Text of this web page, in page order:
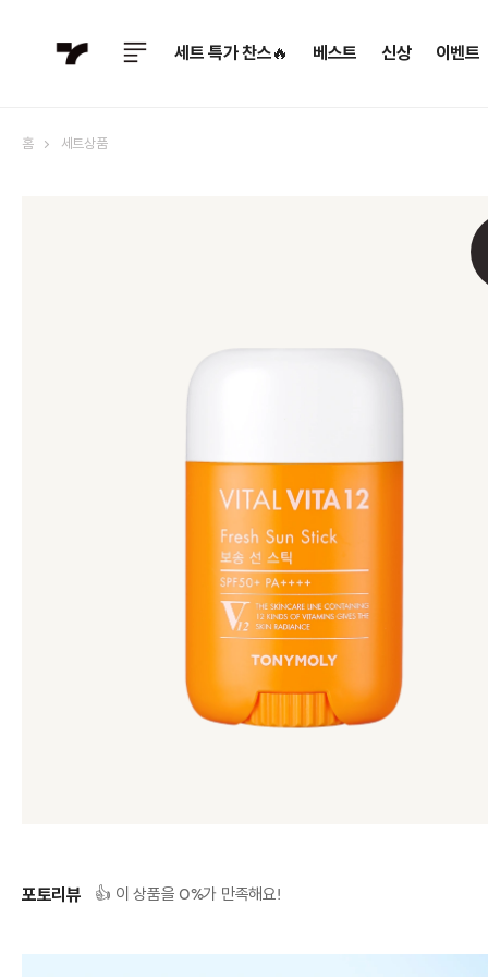
세트 특가 찬스🔥 베스트 신상 이벤트
홈 세트상품
포토리뷰 👍 이 상품을 0%가 만족해요!